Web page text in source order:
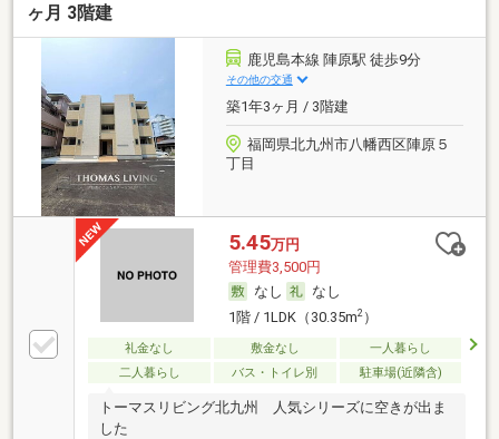
ヶ月 3階建
鹿児島本線 陣原駅 徒歩9分
その他の交通
築1年3ヶ月 / 3階建
福岡県北九州市八幡西区陣原５
丁目
5.45万円
管理費3,500円
なし
なし
1階 / 1LDK（30.35m2）
礼金なし 敷金なし
一人暮らし
二人暮らし
バス・トイレ別 駐車場(近隣含)
トーマスリビング北九州 人気シリーズに空きが出ま
した